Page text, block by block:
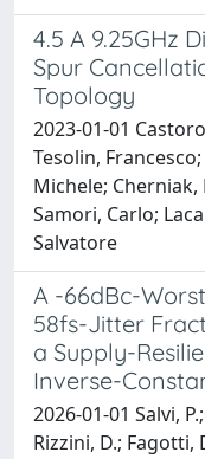
4.5 A 9.25GHz
Spur
Topology
2023-01-01
Tesolin,
Michele;
Samori, Carlo;
Salvatore
A -66dBc-
58fs-Jitter
a Supply-
Inverse-
2026-01-01 Salvi,
Rizzini, D.; Fagotti,